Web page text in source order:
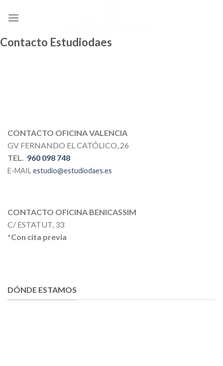
Contacto Estudiodaes
CONTACTO OFICINA VALENCIA
GV FERNANDO EL CATÓLICO, 26
TEL. 960 098 748
E-MAIL estudio@estudiodaes.es
CONTACTO OFICINA BENICASSIM
C/ ESTATUT, 33
*Con cita previa
DÓNDE ESTAMOS